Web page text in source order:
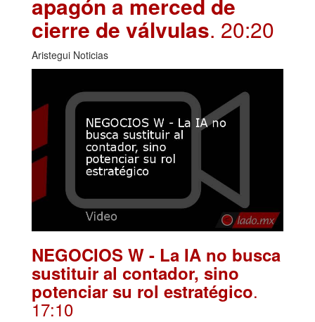
apagón a merced de
cierre de válvulas. 20:20
Aristegui Noticias
NEGOCIOS W - La IA no busca
sustituir al contador, sino
potenciar su rol estratégico.
17:10